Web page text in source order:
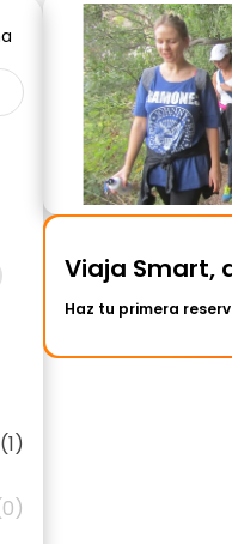
(1)
Viaja Smart,
Haz tu primera